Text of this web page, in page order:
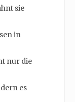
sie
in
nur die
es